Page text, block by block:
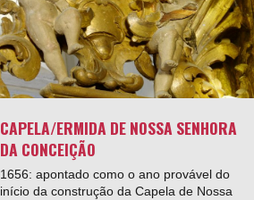
CAPELA/ERMIDA DE NOSSA SENHORA
DA CONCEIÇÃO
1656: apontado como o ano provável do
início da construção da Capela de Nossa